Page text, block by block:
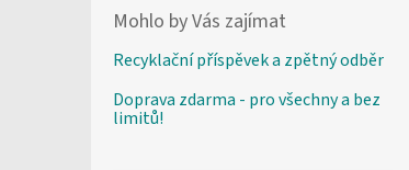
Mohlo by Vás zajímat
Recyklační příspěvek a zpětný odběr
Doprava zdarma - pro všechny a bez
limitů!